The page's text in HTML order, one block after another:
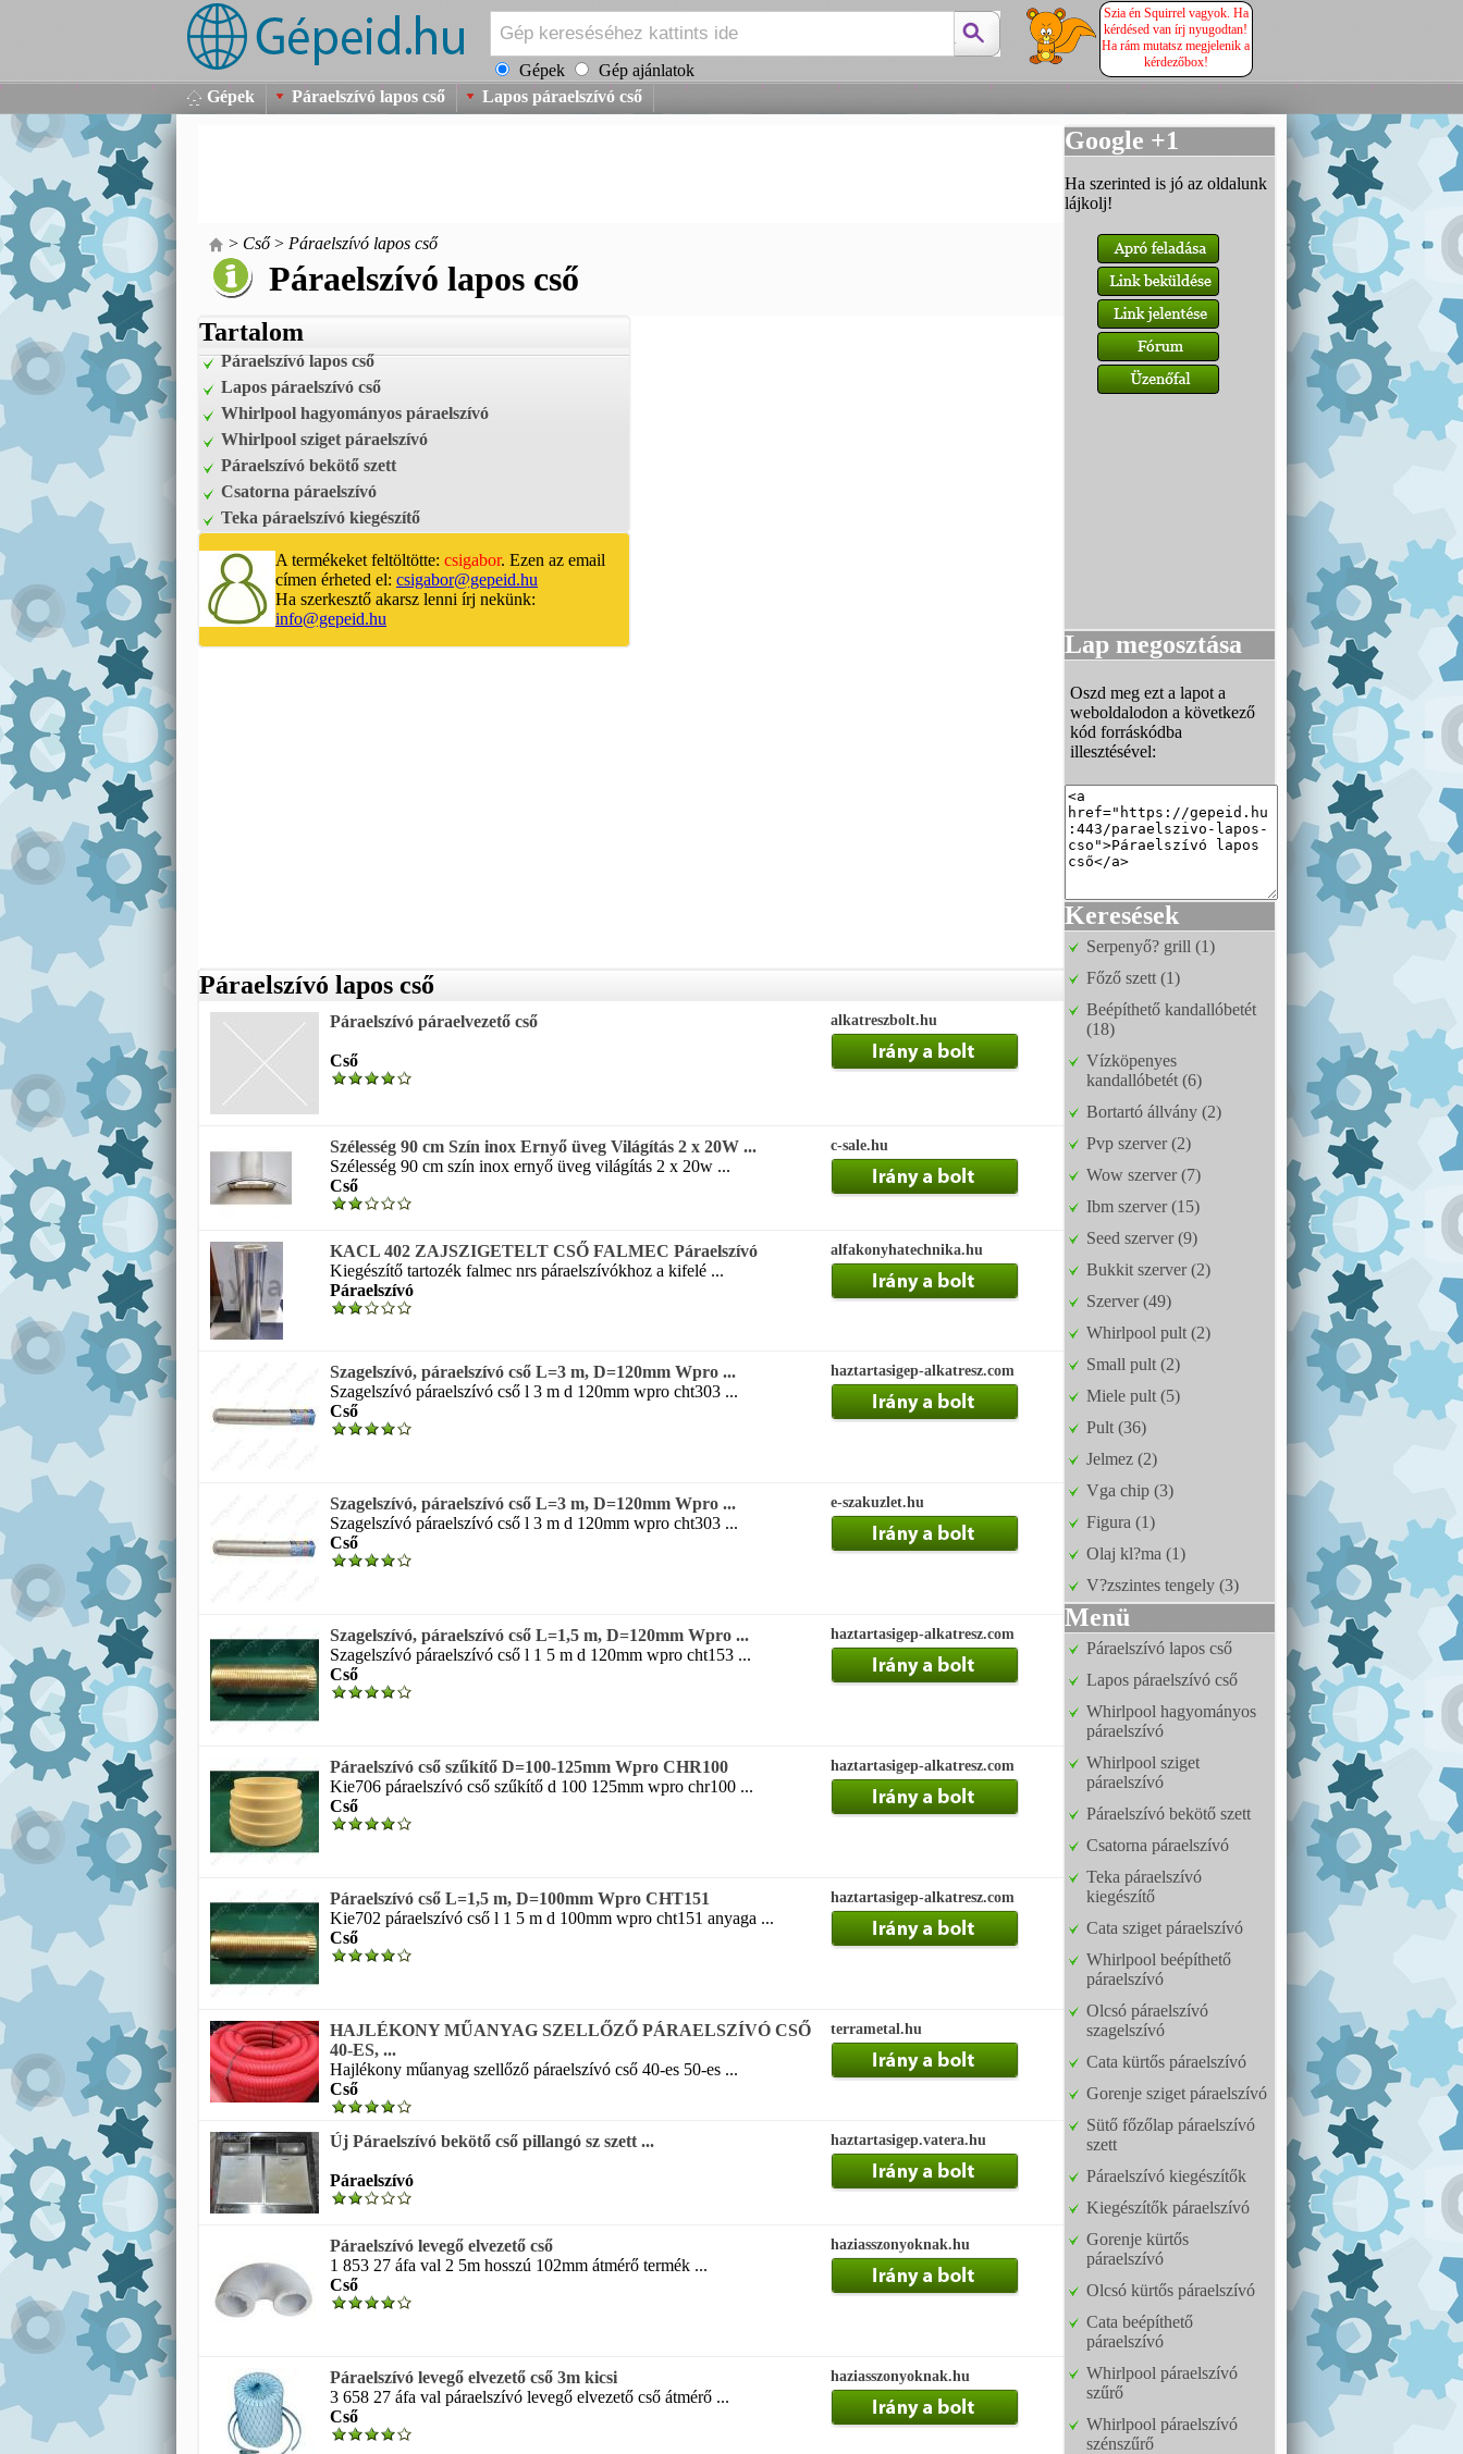
Gépek Gép ajánlatok
Szia én Squirrel vagyok. Ha
kérdésed van írj nyugodtan!
Ha rám mutatsz megjelenik a
kérdezőbox!
Gépek Páraelszívó lapos cső Lapos páraelszívó cső
> Cső> Páraelszívó lapos cső
Páraelszívó lapos cső
Tartalom
Páraelszívó lapos cső
Lapos páraelszívó cső
Whirlpool hagyományos páraelszívó
Whirlpool sziget páraelszívó
Páraelszívó bekötő szett
Csatorna páraelszívó
Teka páraelszívó kiegészítő
A termékeket feltöltötte: csigabor. Ezen az email
címen érheted el: csigabor@gepeid.hu
Ha szerkesztő akarsz lenni írj nekünk:
info@gepeid.hu
Páraelszívó lapos cső
Páraelszívó páraelvezető cső
Cső
alkatreszbolt.hu
Szélesség 90 cm Szín inox Ernyő üveg Világítás 2 x 20W ...
Szélesség 90 cm szín inox ernyő üveg világítás 2 x 20w ...
Cső
c-sale.hu
KACL 402 ZAJSZIGETELT CSŐ FALMEC Páraelszívó
Kiegészítő tartozék falmec nrs páraelszívókhoz a kifelé ...
Páraelszívó
alfakonyhatechnika.hu
Szagelszívó, páraelszívó cső L=3 m, D=120mm Wpro ...
Szagelszívó páraelszívó cső l 3 m d 120mm wpro cht303 ...
Cső
haztartasigep-alkatresz.com
Szagelszívó, páraelszívó cső L=3 m, D=120mm Wpro ...
Szagelszívó páraelszívó cső l 3 m d 120mm wpro cht303 ...
Cső
e-szakuzlet.hu
Szagelszívó, páraelszívó cső L=1,5 m, D=120mm Wpro ...
Szagelszívó páraelszívó cső l 1 5 m d 120mm wpro cht153 ...
Cső
haztartasigep-alkatresz.com
Páraelszívó cső szűkítő D=100-125mm Wpro CHR100
Kie706 páraelszívó cső szűkítő d 100 125mm wpro chr100 ...
Cső
haztartasigep-alkatresz.com
Páraelszívó cső L=1,5 m, D=100mm Wpro CHT151
Kie702 páraelszívó cső l 1 5 m d 100mm wpro cht151 anyaga ...
Cső
haztartasigep-alkatresz.com
HAJLÉKONY MŰANYAG SZELLŐZŐ PÁRAELSZÍVÓ CSŐ
40-ES, ...
Hajlékony műanyag szellőző páraelszívó cső 40-es 50-es ...
Cső
terrametal.hu
Új Páraelszívó bekötő cső pillangó sz szett ...
Páraelszívó
haztartasigep.vatera.hu
Páraelszívó levegő elvezető cső
1 853 27 áfa val 2 5m hosszú 102mm átmérő termék ...
Cső
haziasszonyoknak.hu
Páraelszívó levegő elvezető cső 3m kicsi
3 658 27 áfa val páraelszívó levegő elvezető cső átmérő ...
Cső
haziasszonyoknak.hu
Google +1
Ha szerinted is jó az oldalunk
lájkolj!
Lap megosztása
Oszd meg ezt a lapot a
weboldalodon a következő
kód forráskódba
illesztésével:
Keresések
Serpenyő? grill (1)
Főző szett (1)
Beépíthető kandallóbetét
(18)
Vízköpenyes
kandallóbetét (6)
Bortartó állvány (2)
Pvp szerver (2)
Wow szerver (7)
Ibm szerver (15)
Seed szerver (9)
Bukkit szerver (2)
Szerver (49)
Whirlpool pult (2)
Small pult (2)
Miele pult (5)
Pult (36)
Jelmez (2)
Vga chip (3)
Figura (1)
Olaj kl?ma (1)
V?zszintes tengely (3)
Menü
Páraelszívó lapos cső
Lapos páraelszívó cső
Whirlpool hagyományos
páraelszívó
Whirlpool sziget
páraelszívó
Páraelszívó bekötő szett
Csatorna páraelszívó
Teka páraelszívó
kiegészítő
Cata sziget páraelszívó
Whirlpool beépíthető
páraelszívó
Olcsó páraelszívó
szagelszívó
Cata kürtős páraelszívó
Gorenje sziget páraelszívó
Sütő főzőlap páraelszívó
szett
Páraelszívó kiegészítők
Kiegészítők páraelszívó
Gorenje kürtős
páraelszívó
Olcsó kürtős páraelszívó
Cata beépíthető
páraelszívó
Whirlpool páraelszívó
szűrő
Whirlpool páraelszívó
szénszűrő